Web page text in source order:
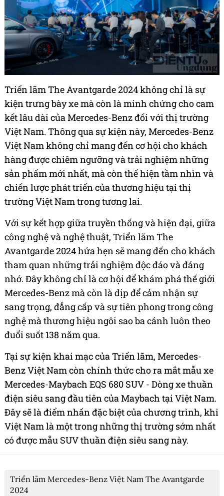
Triển lãm The Avantgarde 2024 không chỉ là sự
kiện trưng bày xe mà còn là minh chứng cho cam
kết lâu dài của Mercedes-Benz đối với thị trường
Việt Nam. Thông qua sự kiện này, Mercedes-Benz
Việt Nam không chỉ mang đến cơ hội cho khách
hàng được chiêm ngưỡng và trải nghiệm những
sản phẩm mới nhất, mà còn thể hiện tầm nhìn và
chiến lược phát triển của thương hiệu tại thị
trường Việt Nam trong tương lai.
Với sự kết hợp giữa truyền thống và hiện đại, giữa
công nghệ và nghệ thuật, Triển lãm The
Avantgarde 2024 hứa hẹn sẽ mang đến cho khách
tham quan những trải nghiệm độc đáo và đáng
nhớ. Đây không chỉ là cơ hội để khám phá thế giới
Mercedes-Benz mà còn là dịp để cảm nhận sự
sang trọng, đẳng cấp và sự tiên phong trong công
nghệ mà thương hiệu ngôi sao ba cánh luôn theo
đuổi suốt 138 năm qua.
Tại sự kiện khai mạc của Triển lãm, Mercedes-
Benz Việt Nam còn chính thức cho ra mắt mẫu xe
Mercedes-Maybach EQS 680 SUV - Dòng xe thuần
điện siêu sang đầu tiên của Maybach tại Việt Nam.
Đây sẽ là điểm nhấn đặc biệt của chương trình, khi
Việt Nam là một trong những thị trường sớm nhất
có được mẫu SUV thuần điện siêu sang này.
Triển lãm Mercedes-Benz Việt Nam The Avantgarde
2024